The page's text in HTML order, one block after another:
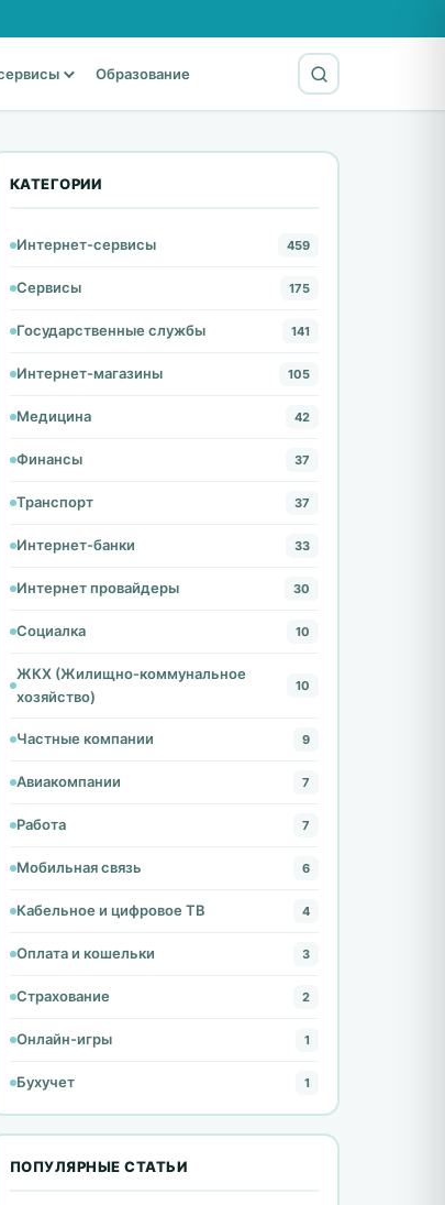
Образование
КАТЕГОРИИ
Интернет-сервисы 459
Сервисы 175
Государственные службы 141
Интернет-магазины 105
Медицина 42
Финансы 37
Транспорт 37
Интернет-банки 33
Интернет провайдеры 30
Социалка 10
ЖКХ (Жилищно-коммунальное
хозяйство)
10
Частные компании 9
Авиакомпании 7
Работа 7
Мобильная связь 6
Кабельное и цифровое ТВ 4
Оплата и кошельки 3
Страхование 2
Онлайн-игры 1
Бухучет 1
ПОПУЛЯРНЫЕ СТАТЬИ